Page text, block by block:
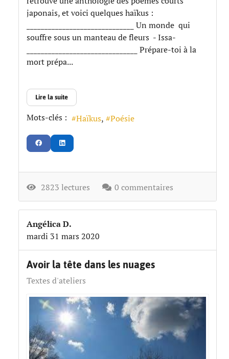
japonais, et voici quelques haïkus :
______________________________ Un monde qui
souffre sous un manteau de fleurs - Issa-
_______________________________ Prépare-toi à la
mort prépa...
Lire la suite
Mots-clés : Haïkus Poésie
2823 lectures 0 commentaires
Angélica D.
mardi 31 mars 2020
​Avoir la tête dans les nuages
Textes d'ateliers